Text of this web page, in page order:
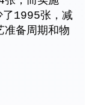
了1995张，减
备周期和物